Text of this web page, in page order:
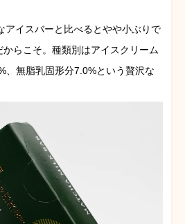
アイスバーと比べるとやや小ぶりで
らこそ。種類別はアイスクリーム
、無脂乳固形分7.0%という贅沢な